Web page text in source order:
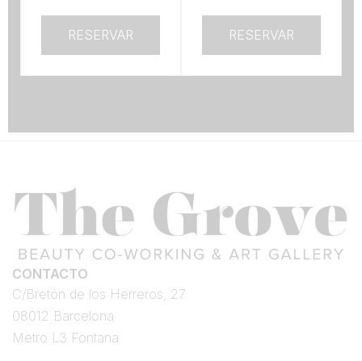
RESERVAR RESERVAR
CONTACTO
C/Bretón de los Herreros, 27
08012 Barcelona
Metro L3 Fontana